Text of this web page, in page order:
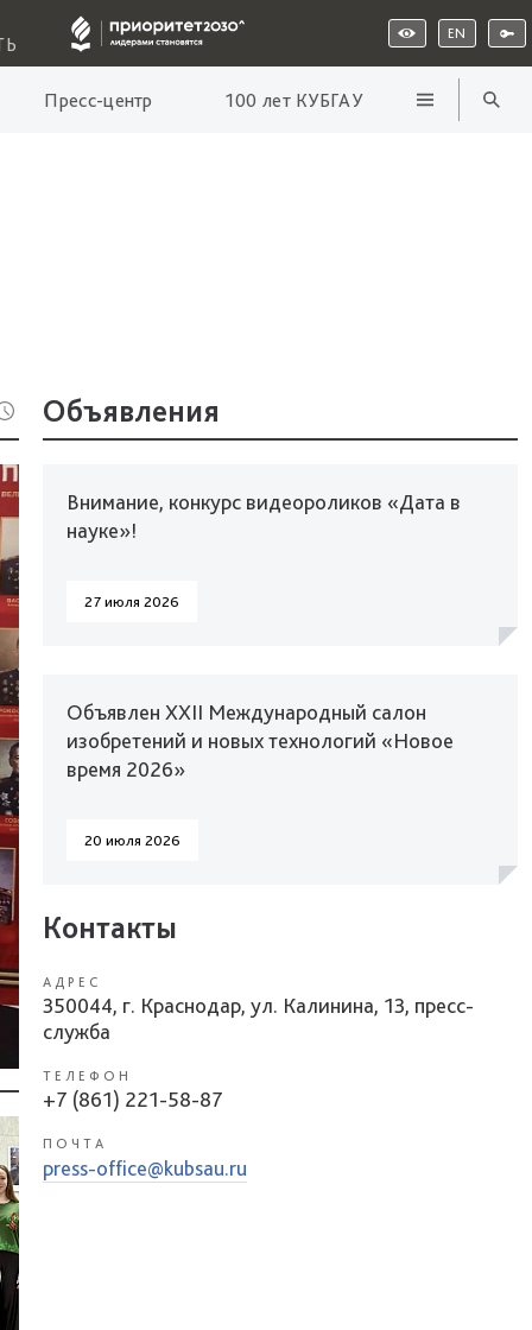
EN
Пресс-центр 100 лет КУБГАУ
Объявления
Внимание, конкурс видеороликов «Дата в
науке»!
27 июля 2026
Объявлен XXII Международный салон
изобретений и новых технологий «Новое
время 2026»
20 июля 2026
Контакты
АДРЕС
350044, г. Краснодар, ул. Калинина, 13, пресс-
служба
ТЕЛЕФОН
+7 (861) 221-58-87
ПОЧТА
press-office@kubsau.ru